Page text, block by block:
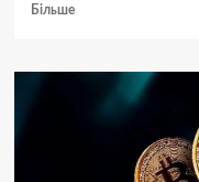
БільшеДокладніше
вулицю
Конституційну
ремонтують: